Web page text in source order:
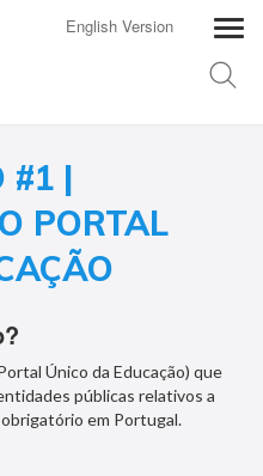
English Version
#1 |
PORTAL
Único da Educação) que
públicas relativos a
em Portugal.